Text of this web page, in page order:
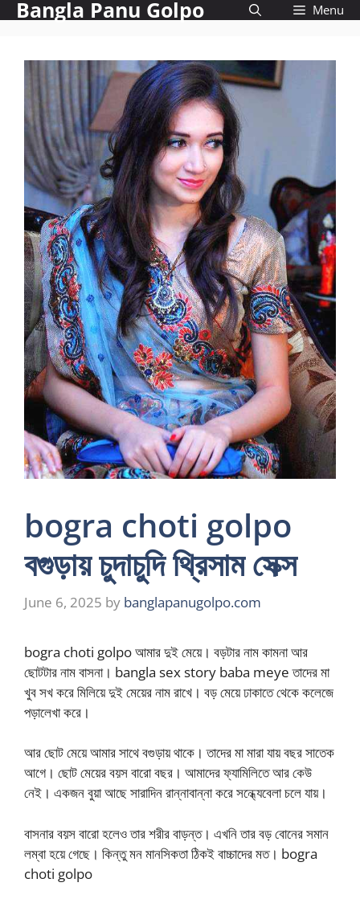
SkipBangla Panu Golpo Menu
bogra choti golpo
বগুড়ায় চুদাচুদি থ্রিসাম সেক্স
June 6, 2025 by banglapanugolpo.com
bogra choti golpo আমার দুই মেয়ে। বড়টার নাম কামনা আর
ছোটটার নাম বাসনা। bangla sex story baba meye তাদের মা
খুব সখ করে মিলিয়ে দুই মেয়ের নাম রাখে। বড় মেয়ে ঢাকাতে থেকে কলেজে
পড়ালেখা করে।
আর ছোট মেয়ে আমার সাথে বগুড়ায় থাকে। তাদের মা মারা যায় বছর সাতেক
আগে। ছোট মেয়ের বয়স বারো বছর। আমাদের ফ্যামিলিতে আর কেউ
নেই। একজন বুয়া আছে সারাদিন রান্নাবান্না করে সন্ধ্যেবেলা চলে যায়।
বাসনার বয়স বারো হলেও তার শরীর বাড়ন্ত। এখনি তার বড় বোনের সমান
লম্বা হয়ে গেছে। কিন্তু মন মানসিকতা ঠিকই বাচ্চাদের মত। bogra
choti golpo